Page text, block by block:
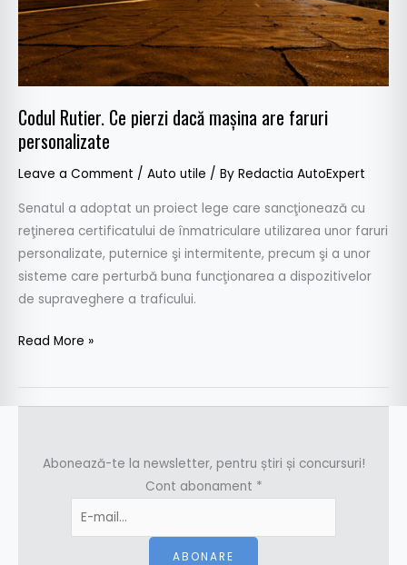
Codul Rutier. Ce pierzi dacă maşina are faruri
personalizate
Leave a Comment / Auto utile / By Redactia AutoExpert
Senatul a adoptat un proiect lege care sancţionează cu
reţinerea certificatului de înmatriculare utilizarea unor faruri
personalizate, puternice şi intermitente, precum şi a unor
sisteme care perturbă buna funcţionarea a dispozitivelor
de supraveghere a traficului.
faruri
personalizate
Read More »
Abonează-te la newsletter, pentru știri și concursuri!
Cont abonament *
ABONARE